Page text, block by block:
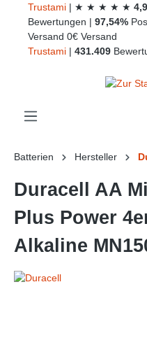
Trustami | ★ ★ ★ ★ ★
Bewertungen | 97,54%
Versand 0€ Versand
Trustami | 431.409
Batterien Hersteller
Duracell AA
Plus Power
Alkaline